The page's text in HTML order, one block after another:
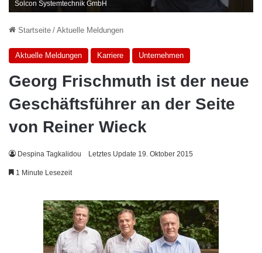
Solcon Systemtechnik GmbH
Startseite / Aktuelle Meldungen
Aktuelle Meldungen Karriere Unternehmen
Georg Frischmuth ist der neue
Geschäftsführer an der Seite
von Reiner Wieck
Despina Tagkalidou Letztes Update 19. Oktober 2015
1 Minute Lesezeit